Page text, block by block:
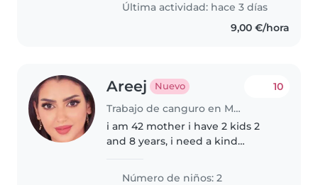
Última actividad: hace 3 días
9,00 €/hora
Areej Nuevo
Trabajo de canguro en Madrid
10
i am 42 mother i have 2 kids 2
and 8 years, i need a kind
Número de niños: 2